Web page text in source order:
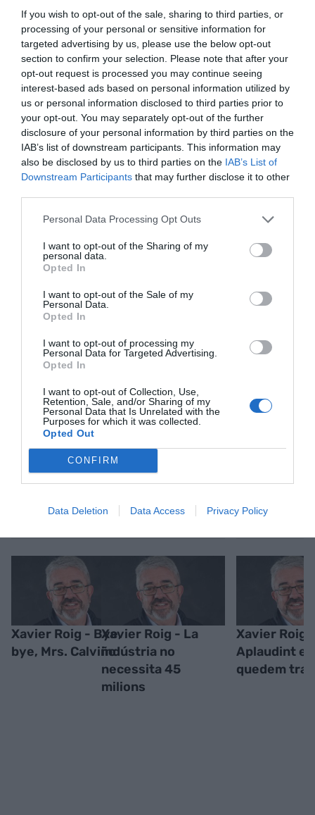
If you wish to opt-out of the sale, sharing to third parties, or
processing of your personal or sensitive information for
targeted advertising by us, please use the below opt-out
section to confirm your selection. Please note that after your
opt-out request is processed you may continue seeing
interest-based ads based on personal information utilized by
us or personal information disclosed to third parties prior to
your opt-out. You may separately opt-out of the further
disclosure of your personal information by third parties on the
IAB’s list of downstream participants. This information may
also be disclosed by us to third parties on the IAB’s List of
Downstream Participants that may further disclose it to other
Personal Data Processing Opt Outs
I want to opt-out of the Sharing of my
personal data.
Opted In
I want to opt-out of the Sale of my
Personal Data.
Opted In
I want to opt-out of processing my
Personal Data for Targeted Advertising.
Opted In
I want to opt-out of Collection, Use,
Retention, Sale, and/or Sharing of my
Personal Data that Is Unrelated with the
Purposes for which it was collected.
Opted Out
CONFIRM
Data Deletion Data Access Privacy Policy
Quan es parla de la desindustrialització francesa o
alemanya no s’està parlant del mateix que quan
es parla de la desindustrialització catalana.
Aquest 20% de sector industrial nostre no
significa el mateix que el francès o l’alemany. Són
igual de rics dos individus que tenen un pis a
Barcelona si un d’ells en té, a més, dos a Londres,
tres a París i quatre a Nova York?
Molta gent no s’explica el perquè de moltes coses
que s’informa malament. Vet aquí la qüestió.
AfegirVIA Empresacom a font preferida de
Google de forma gratuïta
ACTIVAR ARA
Xavier Roig - Bye,
bye, Mrs. Calviño
Xavier Roig - La
indústria no
necessita 45
milions
Xavier Roig -
Aplaudint
quedem